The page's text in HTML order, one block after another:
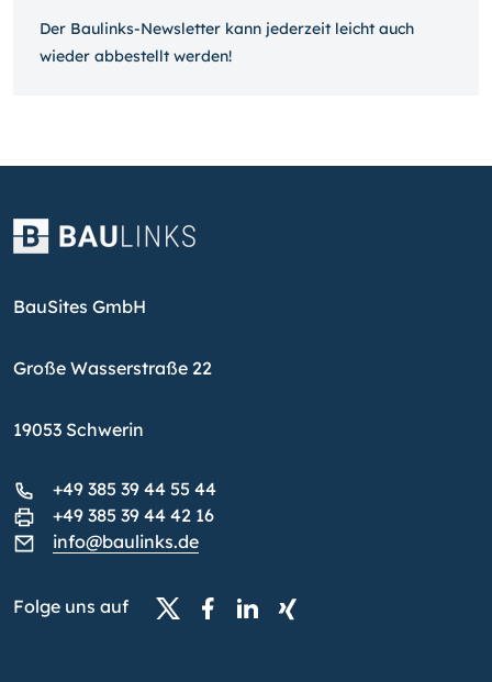
Der Baulinks-Newsletter kann jeder­zeit leicht auch
wieder ab­bestellt werden!
BauSites GmbH
Große Wasserstraße 22
19053 Schwerin
+49 385 39 44 55 44
+49 385 39 44 42 16
info@baulinks.de
Folge uns auf